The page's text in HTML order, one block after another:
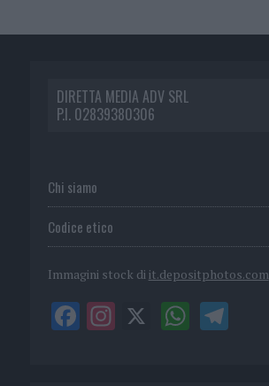
DIRETTA MEDIA ADV SRL
P.I. 02839380306
Chi siamo
Codice etico
Immagini stock di it.depositphotos.com